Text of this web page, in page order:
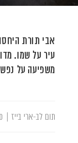
אבי תורת
עיר על שמו.
משפיעה על נפש
תום לב-ארי בייז